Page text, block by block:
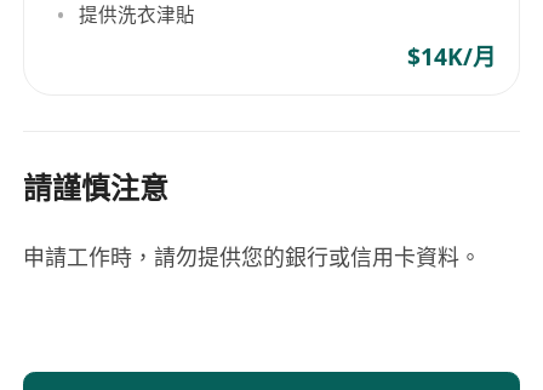
提供洗衣津貼
$14K/月
請謹慎注意
申請工作時，請勿提供您的銀行或信用卡資料。